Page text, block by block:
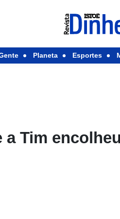
Planeta Esportes
a Tim